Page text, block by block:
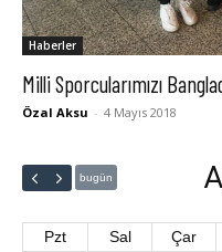
Haberler
Milli Sporcularımızı
Özal Aksu - 4 Mayıs 2018
bugün
Pzt Sal Çar